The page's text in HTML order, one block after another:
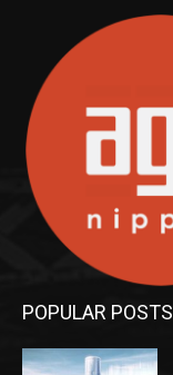
POPULAR POSTS